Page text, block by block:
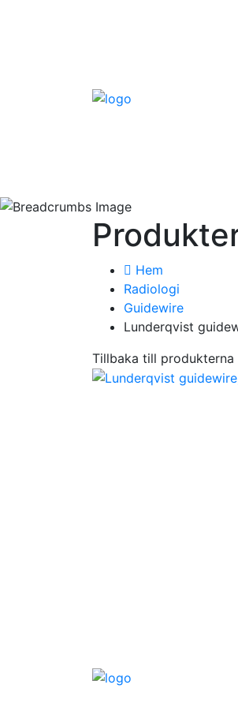
Hem
Radiologi
Guidewire
Lunderqvist
Tillbaka till produkterna